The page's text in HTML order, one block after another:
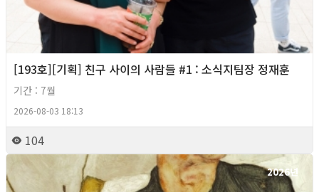
[193호][기획] 친구 사이의 사람들 #1 : 소식지팀장 정재훈
기간 : 7월
2026-08-03 18:13
104
2026년